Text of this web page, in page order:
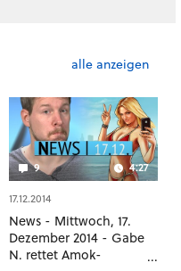
alle anzeigen
9 4:27
17.12.2014
News - Mittwoch, 17.
Dezember 2014 - Gabe
N. rettet Amok-